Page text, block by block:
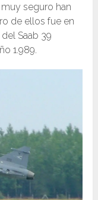
seguro han
de ellos fue en
Saab 39
1.989.